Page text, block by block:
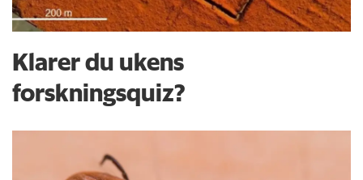
Klarer du ukens
forskningsquiz?